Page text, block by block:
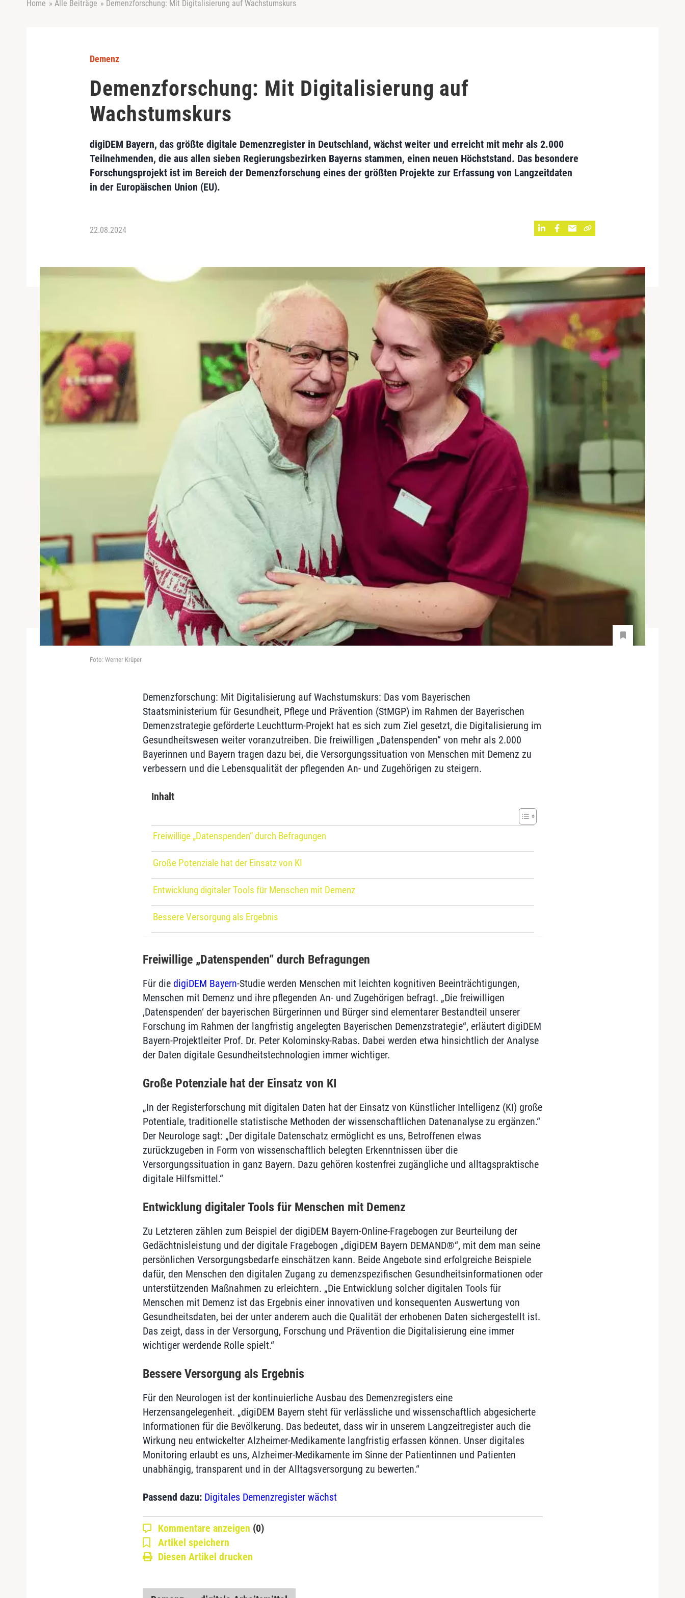
Home » Alle Beiträge » Demenzforschung: Mit Digitalisierung auf Wachstumskurs
Demenz
Demenzforschung: Mit Digitalisierung auf
Wachstumskurs
digiDEM Bayern, das größte digitale Demenzregister in Deutschland, wächst weiter und erreicht mit mehr als 2.000
Teilnehmenden, die aus allen sieben Regierungsbezirken Bayerns stammen, einen neuen Höchststand. Das besondere
Forschungsprojekt ist im Bereich der Demenzforschung eines der größten Projekte zur Erfassung von Langzeitdaten
in der Europäischen Union (EU).
22.08.2024
Foto: Werner Krüper
Demenzforschung: Mit Digitalisierung auf Wachstumskurs: Das vom Bayerischen
Staatsministerium für Gesundheit, Pflege und Prävention (StMGP) im Rahmen der Bayerischen
Demenzstrategie geförderte Leuchtturm-Projekt hat es sich zum Ziel gesetzt, die Digitalisierung im
Gesundheitswesen weiter voranzutreiben. Die freiwilligen „Datenspenden“ von mehr als 2.000
Bayerinnen und Bayern tragen dazu bei, die Versorgungssituation von Menschen mit Demenz zu
verbessern und die Lebensqualität der pflegenden An- und Zugehörigen zu steigern.
Inhalt
Freiwillige „Datenspenden“ durch Befragungen
Große Potenziale hat der Einsatz von KI
Entwicklung digitaler Tools für Menschen mit Demenz
Bessere Versorgung als Ergebnis
Freiwillige „Datenspenden“ durch Befragungen
Für die digiDEM Bayern-Studie werden Menschen mit leichten kognitiven Beeinträchtigungen,
Menschen mit Demenz und ihre pflegenden An- und Zugehörigen befragt. „Die freiwilligen
,Datenspenden‘ der bayerischen Bürgerinnen und Bürger sind elementarer Bestandteil unserer
Forschung im Rahmen der langfristig angelegten Bayerischen Demenzstrategie“, erläutert digiDEM
Bayern-Projektleiter Prof. Dr. Peter Kolominsky-Rabas. Dabei werden etwa hinsichtlich der Analyse
der Daten digitale Gesundheitstechnologien immer wichtiger.
Große Potenziale hat der Einsatz von KI
„In der Registerforschung mit digitalen Daten hat der Einsatz von Künstlicher Intelligenz (KI) große
Potentiale, traditionelle statistische Methoden der wissenschaftlichen Datenanalyse zu ergänzen.“
Der Neurologe sagt: „Der digitale Datenschatz ermöglicht es uns, Betroffenen etwas
zurückzugeben in Form von wissenschaftlich belegten Erkenntnissen über die
Versorgungssituation in ganz Bayern. Dazu gehören kostenfrei zugängliche und alltagspraktische
digitale Hilfsmittel.“
Entwicklung digitaler Tools für Menschen mit Demenz
Zu Letzteren zählen zum Beispiel der digiDEM Bayern-Online-Fragebogen zur Beurteilung der
Gedächtnisleistung und der digitale Fragebogen „digiDEM Bayern DEMAND®“, mit dem man seine
persönlichen Versorgungsbedarfe einschätzen kann. Beide Angebote sind erfolgreiche Beispiele
dafür, den Menschen den digitalen Zugang zu demenzspezifischen Gesundheitsinformationen oder
unterstützenden Maßnahmen zu erleichtern. „Die Entwicklung solcher digitalen Tools für
Menschen mit Demenz ist das Ergebnis einer innovativen und konsequenten Auswertung von
Gesundheitsdaten, bei der unter anderem auch die Qualität der erhobenen Daten sichergestellt ist.
Das zeigt, dass in der Versorgung, Forschung und Prävention die Digitalisierung eine immer
wichtiger werdende Rolle spielt.“
Bessere Versorgung als Ergebnis
Für den Neurologen ist der kontinuierliche Ausbau des Demenzregisters eine
Herzensangelegenheit. „digiDEM Bayern steht für verlässliche und wissenschaftlich abgesicherte
Informationen für die Bevölkerung. Das bedeutet, dass wir in unserem Langzeitregister auch die
Wirkung neu entwickelter Alzheimer-Medikamente langfristig erfassen können. Unser digitales
Monitoring erlaubt es uns, Alzheimer-Medikamente im Sinne der Patientinnen und Patienten
unabhängig, transparent und in der Alltagsversorgung zu bewerten.“
Passend dazu: Digitales Demenzregister wächst
Kommentare anzeigen (0)
Artikel speichern
Diesen Artikel drucken